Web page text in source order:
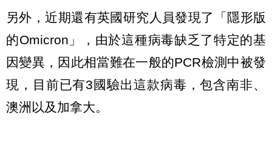
另外，近期還有英國研究人員發現了「隱形版
的Omicron」，由於這種病毒缺乏了特定的基
因變異，因此相當難在一般的PCR檢測中被發
現，目前已有3國驗出這款病毒，包含南非、
澳洲以及加拿大。